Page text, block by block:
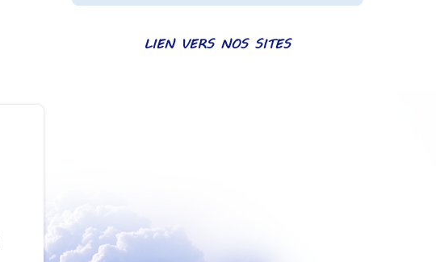
LIEN VERS NOS SITES